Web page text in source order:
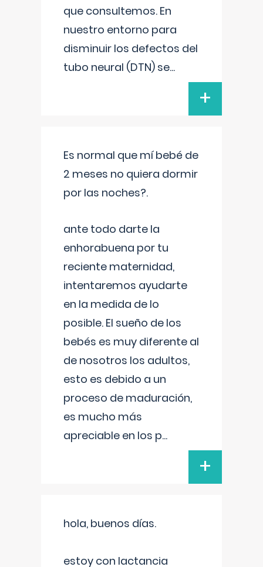
que consultemos. En
nuestro entorno para
disminuir los defectos del
tubo neural (DTN) se...
+
Es normal que mí bebé de
2 meses no quiera dormir
por las noches?.
ante todo darte la
enhorabuena por tu
reciente maternidad,
intentaremos ayudarte
en la medida de lo
posible. El sueño de los
bebés es muy diferente al
de nosotros los adultos,
esto es debido a un
proceso de maduración,
es mucho más
apreciable en los p...
+
hola, buenos días.
estoy con lactancia